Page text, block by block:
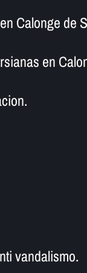
Calonge de
en
vandalismo.